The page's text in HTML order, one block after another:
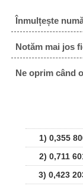
Înmulțește
Notăm mai jos
Ne oprim când
1) 0,355
2) 0,711
3) 0,423